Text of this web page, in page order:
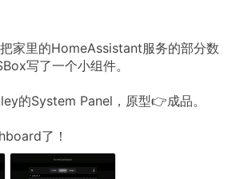
把家里的HomeAssistant服务的部分数
写了一个小组件。
的System Panel，原型👉成品。
了！